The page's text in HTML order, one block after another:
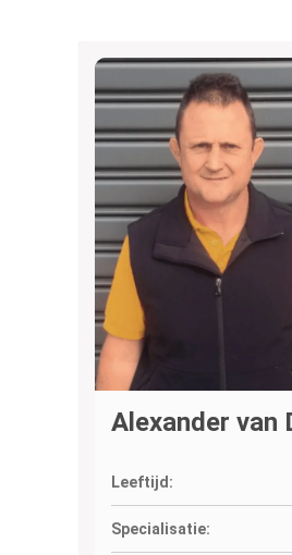
Alexander van
Leeftijd:
Specialisatie: